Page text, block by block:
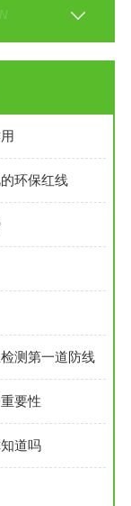
环保红线
测第一道防线
要性
道吗